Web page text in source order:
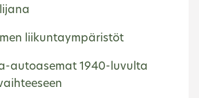
liikuntaympäristöt
autoasemat 1940-luvulta